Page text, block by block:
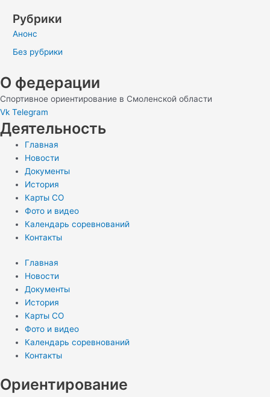
Рубрики
Анонс
Без рубрики
О федерации
Спортивное ориентирование в Смоленской области
Vk Telegram
Деятельность
Главная
Новости
Документы
История
Карты СО
Фото и видео
Календарь соревнований
Контакты
Главная
Новости
Документы
История
Карты СО
Фото и видео
Календарь соревнований
Контакты
Ориентирование